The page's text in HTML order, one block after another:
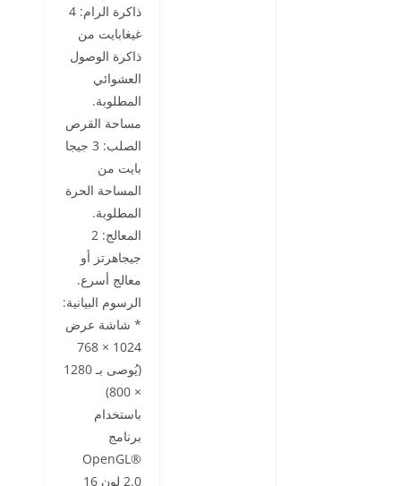
ذاكرة الرام: 4
غيغابايت من
ذاكرة الوصول
العشوائي
المطلوبة.
مساحة القرص
الصلب: 3 جيجا
بايت من
المساحة الحرة
المطلوبة.
المعالج: 2
جيجاهرتز أو
معالج أسرع.
الرسوم البيانية:
* شاشة عرض
1024 × 768
(يُوصى بـ 1280
× 800)
باستخدام
برنامج
OpenGL®
2.0 لون 16